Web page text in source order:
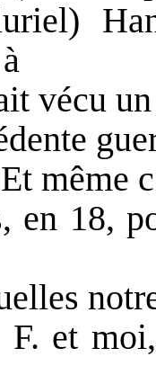
vécu
même
en 18,
F. et